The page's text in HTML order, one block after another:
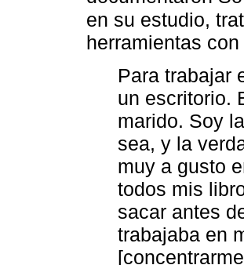
en su estudio,
herramientas
Para trabajar
un escritorio.
marido. Soy
sea, y la
muy a gusto
todos mis
sacar antes
trabajaba en